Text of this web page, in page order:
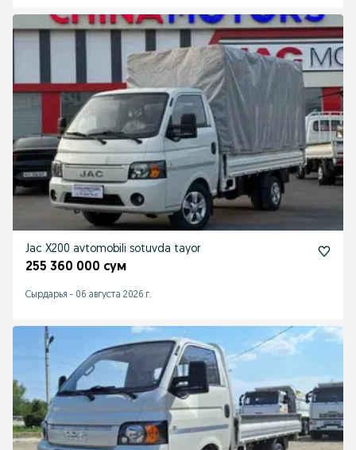
Jac X200 avtomobili sotuvda tayor
255 360 000 сум
Сырдарья - 06 августа 2026 г.